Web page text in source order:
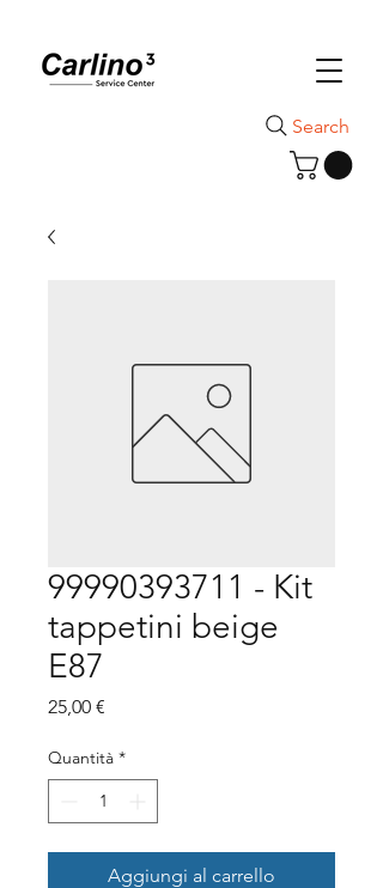
Search
99990393711 - Kit
tappetini beige
E87
25,00 €
Quantità *
Aggiungi al carrello